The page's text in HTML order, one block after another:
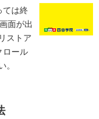
ては終
面が出
ストア
ロール